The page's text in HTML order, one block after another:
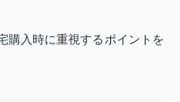
購入時に重視するポイントを